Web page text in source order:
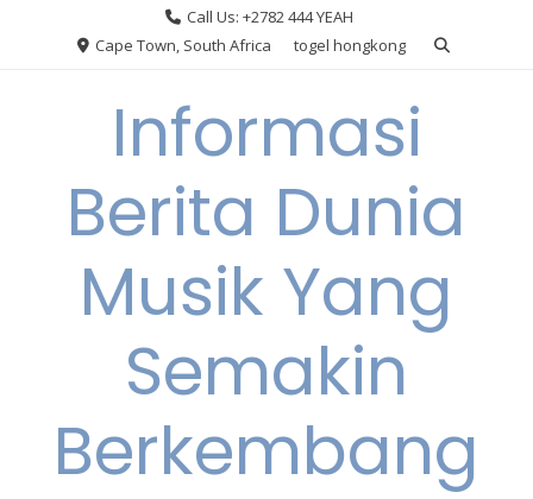
Call Us: +2782 444 YEAH
Cape Town, South Africa
togel hongkong
Informasi
Berita Dunia
Musik Yang
Semakin
Berkembang